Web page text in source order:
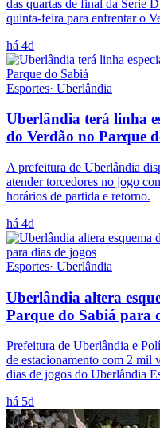
das quartas de final da Série
quinta-feira para enfrentar o
há 4d
Esportes· Uberlândia
Uberlândia terá linha
do Verdão no Parque
A prefeitura de Uberlândia
atender torcedores no jogo
horários de partida e retorno.
há 4d
Esportes· Uberlândia
Uberlândia altera
Parque do Sabiá para
Prefeitura de Uberlândia e
de estacionamento com 2 mil
dias de jogos do Uberlândia
há 5d